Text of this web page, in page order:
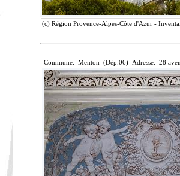
(c) Région Provence-Alpes-Côte d'Azur -
Commune: Menton (Dép.06) Adresse: 28